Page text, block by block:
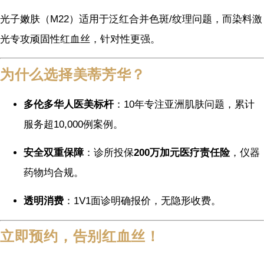
光子嫩肤（M22）适用于泛红合并色斑/纹理问题，而染料激
光专攻顽固性红血丝，针对性更强。
为什么选择美蒂芳华？
多伦多华人医美标杆：10年专注亚洲肌肤问题，累计
服务超10,000例案例。
安全双重保障：诊所投保200万加元医疗责任险，仪器
药物均合规。
透明消费 ：1V1面诊明确报价，无隐形收费。
立即预约，告别红血丝！